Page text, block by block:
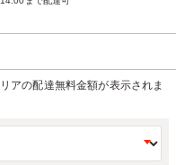
アの配達無料金額が表示されま